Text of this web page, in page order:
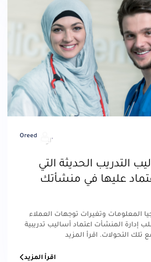
Oreed
التدريب الحديثة التي
عليها في منشأتك
المعلومات وتغيرات توجهات العملاء
إدارة المنشأت اعتماد أساليب تدريبية
تلك التحولات. اقرأ المزيد
اقرأ المزيد